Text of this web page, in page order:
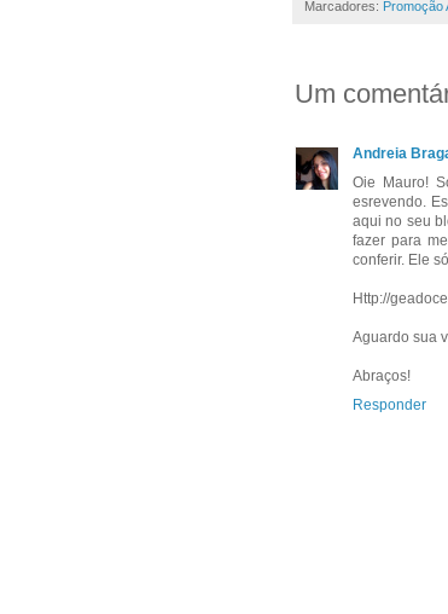
Marcadores: Promoção
Um
Andreia
Oie Mauro!
esrevendo.
aqui no seu
fazer para
conferir. Ele
Http://
Aguardo sua
Abraços!
Responder